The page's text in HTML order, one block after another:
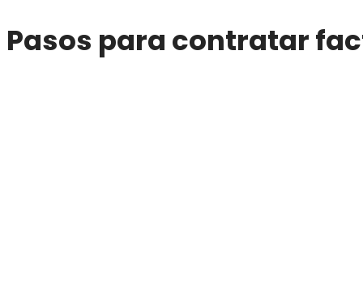
Pasos para contratar